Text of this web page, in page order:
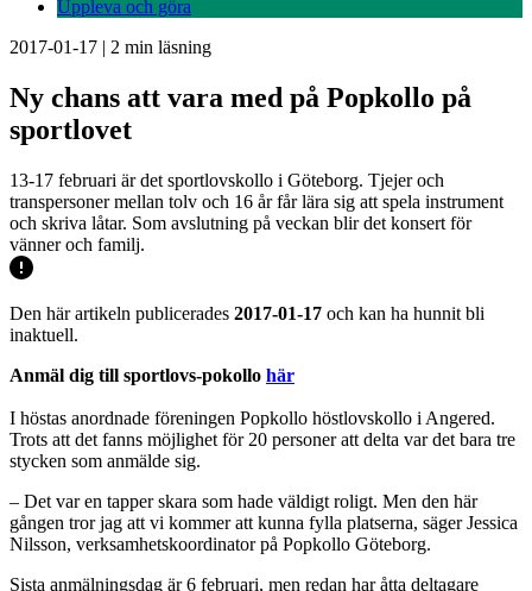
Uppleva och göra
2017-01-17 | 2 min läsning
Ny chans att vara med på Popkollo på
sportlovet
13-17 februari är det sportlovskollo i Göteborg. Tjejer och
transpersoner mellan tolv och 16 år får lära sig att spela instrument
och skriva låtar. Som avslutning på veckan blir det konsert för
vänner och familj.
Den här artikeln publicerades 2017-01-17 och kan ha hunnit bli
inaktuell.
Anmäl dig till sportlovs-pokollo här
I höstas anordnade föreningen Popkollo höstlovskollo i Angered.
Trots att det fanns möjlighet för 20 personer att delta var det bara tre
stycken som anmälde sig.
– Det var en tapper skara som hade väldigt roligt. Men den här
gången tror jag att vi kommer att kunna fylla platserna, säger Jessica
Nilsson, verksamhetskoordinator på Popkollo Göteborg.
Sista anmälningsdag är 6 februari, men redan har åtta deltagare